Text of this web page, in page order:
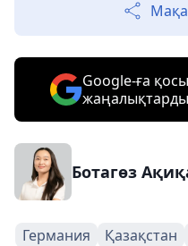
Google-ға
Ботагөз
Германия Қазақстан